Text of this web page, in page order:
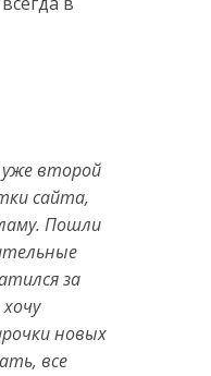
второй
сайта,
Пошли
за
новых
все